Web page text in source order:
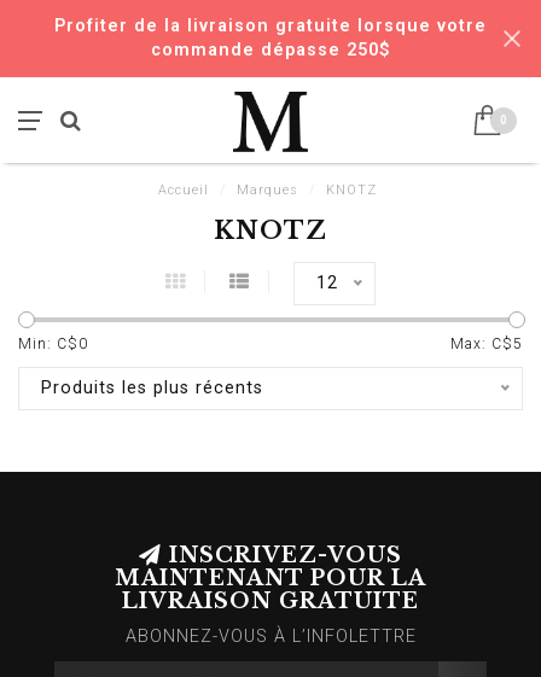
Profiter de la livraison gratuite lorsque votre
commande dépasse 250$
0
Accueil Marques KNOTZ
KNOTZ
12
Min: C$ 0 Max: C$5
Produits les plus récents
INSCRIVEZ-VOUS
MAINTENANT POUR LA
LIVRAISON GRATUITE
ABONNEZ-VOUS À L’INFOLETTRE